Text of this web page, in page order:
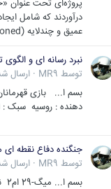
پروژه‌ای تحت عنوان
درآوردند که شامل
عمیق و چندلایه (Deeply-echeloned)...
نبرد رسانه ای و الگوی
توسط MR9
· ارسال
بسم ا... بازی
دهنده : روسیه
جنگنده دفاع نقطه ای میگ-29
توسط MR9
· ارسال